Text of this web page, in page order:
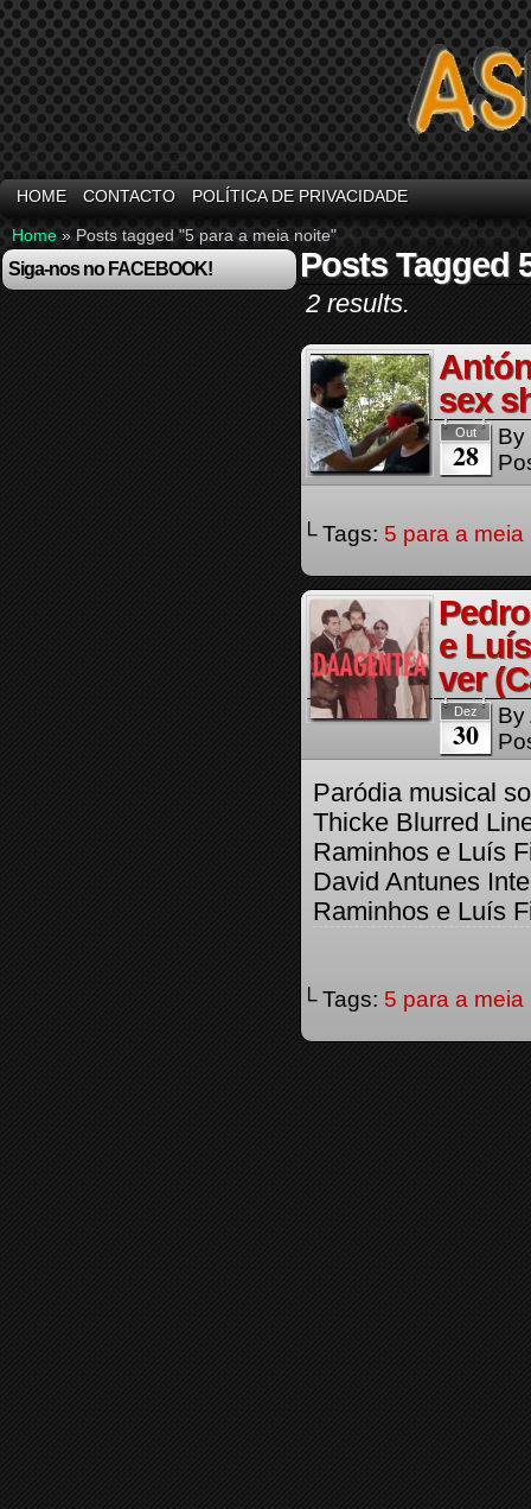
HOME CONTACTO POLÍTICA DE PRIVACIDADE
Home » Posts tagged "5 para a meia noite"
Siga-nos no FACEBOOK! Posts Tagged
2 results.
sex
Out
28
By
└ Tags: 5 para a meia
e
ver
Dez
30 By
Paródia musical
Thicke Blurred
Raminhos e Luís
David Antunes
Raminhos e Luís
└ Tags: 5 para a meia